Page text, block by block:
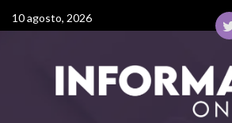
10 agosto, 2026